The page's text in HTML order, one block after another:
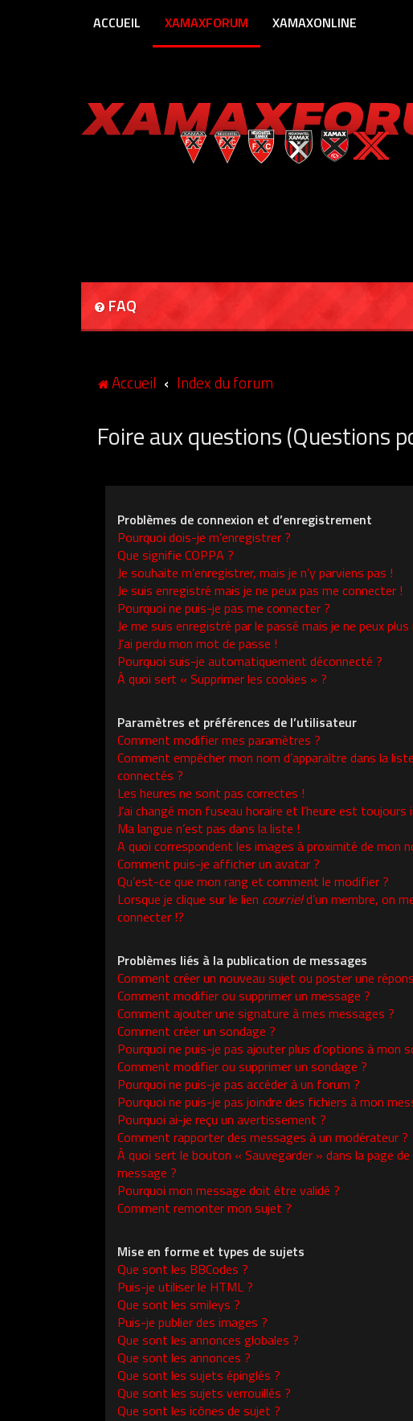
ACCUEIL XAMAXFORUM XAMAXONLINE
FAQ
Accueil Index du forum
Foire aux questions (Questions
Problèmes de connexion et d’enregistrement
Pourquoi dois-je m’enregistrer ?
Que signifie COPPA ?
Je souhaite m’enregistrer, mais je n’y parviens pas !
Je suis enregistré mais je ne peux pas me connecter !
Pourquoi ne puis-je pas me connecter ?
Je me suis enregistré par le passé mais je ne peux
J’ai perdu mon mot de passe !
Pourquoi suis-je automatiquement déconnecté ?
À quoi sert « Supprimer les cookies » ?
Paramètres et préférences de l’utilisateur
Comment modifier mes paramètres ?
Comment empêcher mon nom d’apparaître dans la
connectés ?
Les heures ne sont pas correctes !
J’ai changé mon fuseau horaire et l’heure est toujours
Ma langue n’est pas dans la liste !
A quoi correspondent les images à proximité de mon
Comment puis-je afficher un avatar ?
Qu’est-ce que mon rang et comment le modifier ?
Lorsque je clique sur le lien courrield’un membre, on
connecter !?
Problèmes liés à la publication de messages
Comment créer un nouveau sujet ou poster une
Comment modifier ou supprimer un message ?
Comment ajouter une signature à mes messages ?
Comment créer un sondage ?
Pourquoi ne puis-je pas ajouter plus d’options à mon
Comment modifier ou supprimer un sondage ?
Pourquoi ne puis-je pas accéder à un forum ?
Pourquoi ne puis-je pas joindre des fichiers à mon
Pourquoi ai-je reçu un avertissement ?
Comment rapporter des messages à un modérateur ?
À quoi sert le bouton « Sauvegarder » dans la page
message ?
Pourquoi mon message doit être validé ?
Comment remonter mon sujet ?
Mise en forme et types de sujets
Que sont les BBCodes ?
Puis-je utiliser le HTML ?
Que sont les smileys ?
Puis-je publier des images ?
Que sont les annonces globales ?
Que sont les annonces ?
Que sont les sujets épinglés ?
Que sont les sujets verrouillés ?
Que sont les icônes de sujet ?